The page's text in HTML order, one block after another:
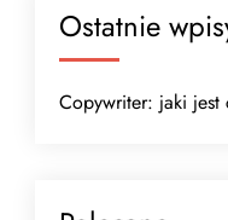
Ostatnie
Copywriter: jaki jest